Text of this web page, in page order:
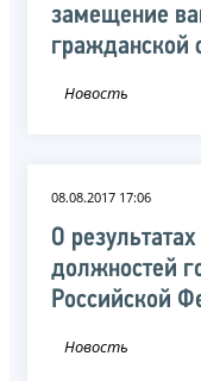
замещение
гражданской
Новость
08.08.2017 17:06
О
должностей
Российской
Новость